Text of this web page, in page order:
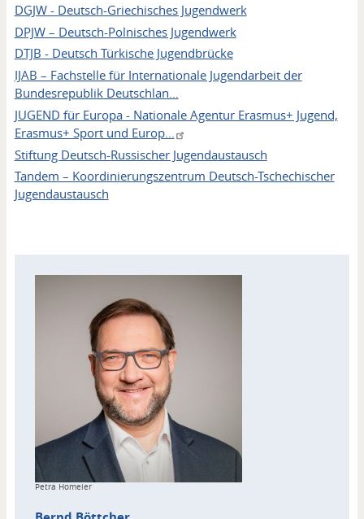
DGJW - Deutsch-Griechisches Jugendwerk
DPJW – Deutsch-Polnisches Jugendwerk
DTJB - Deutsch Türkische Jugendbrücke
IJAB – Fachstelle für Internationale Jugendarbeit der
Bundesrepublik Deutschlan…
JUGEND für Europa - Nationale Agentur Erasmus+ Jugend,
Erasmus+ Sport und Europ…
Stiftung Deutsch-Russischer Jugendaustausch
Tandem – Koordinierungszentrum Deutsch-Tschechischer
Jugendaustausch
Copyright
Petra Homeier